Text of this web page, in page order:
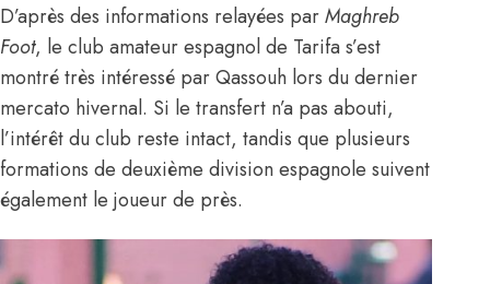
D’après des informations relayées parMaghreb
Foot, le club amateur espagnol de Tarifa s’est
montré très intéressé par Qassouh lors du dernier
mercato hivernal. Si le transfert n’a pas abouti,
l’intérêt du club reste intact, tandis que plusieurs
formations de deuxième division espagnole suivent
également le joueur de près.